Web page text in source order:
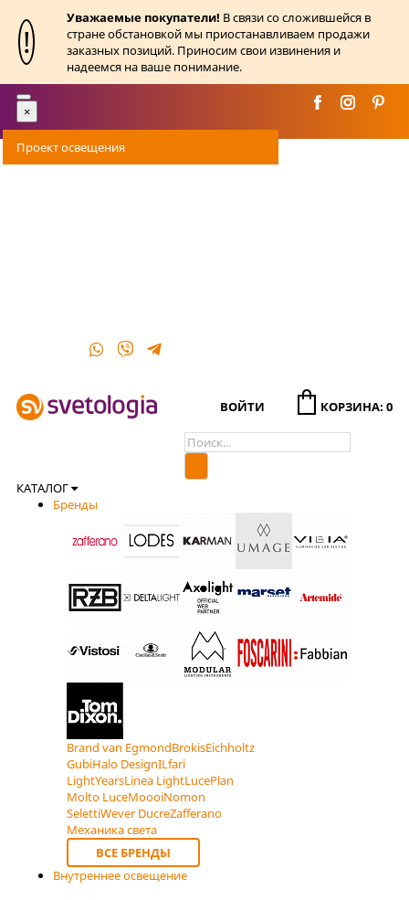
!
Уважаемые покупатели! В связи со сложившейся в
стране обстановкой мы приостанавливаем продажи
заказных позиций. Приносим свои извинения и
надеемся на ваше понимание.
Toggle
navigation
×
Проект освещения
ВОЙТИ КОРЗИНА: 0
КАТАЛОГ
Бренды
Brand van EgmondBrokisEichholtz
GubiHalo DesignILfari
LightYearsLinea LightLucePlan
Molto LuceMoooiNomon
SelettiWever DucreZafferano
Механика света
ВСЕ БРЕНДЫ
Внутреннее освещение